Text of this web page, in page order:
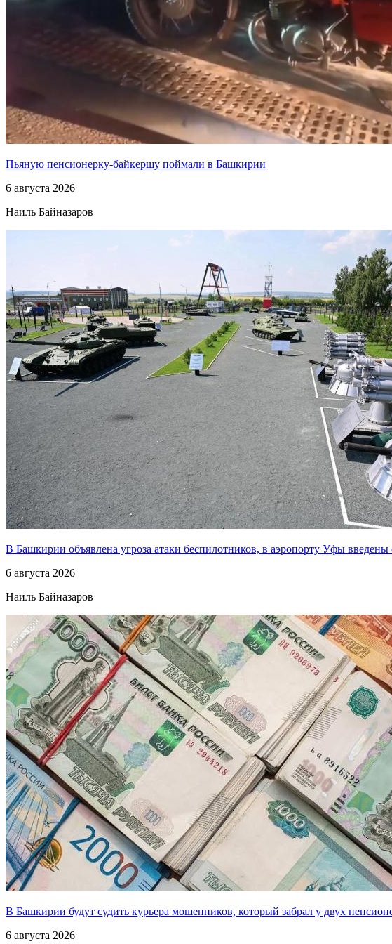
Пьяную пенсионерку-байкершу поймали в Башкирии
6 августа 2026
Наиль Байназаров
В Башкирии объявлена угроза атаки беспилотников, в аэропорту Уфы введены
6 августа 2026
Наиль Байназаров
В Башкирии будут судить курьера мошенников, который забрал у двух
6 августа 2026